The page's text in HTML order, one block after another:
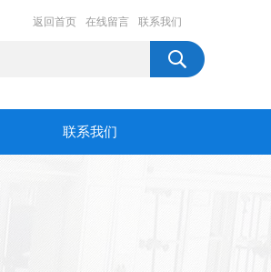
返回首页 在线留言 联系我们
联系我们